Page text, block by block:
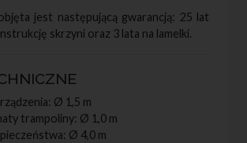
jest następującą gwarancją: 25 lat
skrzyni oraz 3 lata na lamelki.
Ø 1,5 m
trampoliny: Ø 1,0 m
Ø 4,0 m